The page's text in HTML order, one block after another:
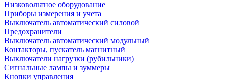
Низковольтное оборудование
Приборы измерения и учета
Выключатель автоматический силовой
Предохранители
Выключатель автоматический модульный
Контакторы, пускатель магнитный
Выключатели нагрузки (рубильники)
Сигнальные лампы и зуммеры
Кнопки управления